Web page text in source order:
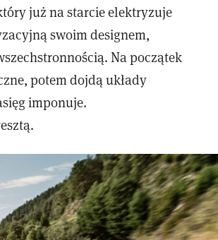
już na starcie elektryzuje
swoim designem,
Na początek
potem dojdą układy
imponuje.